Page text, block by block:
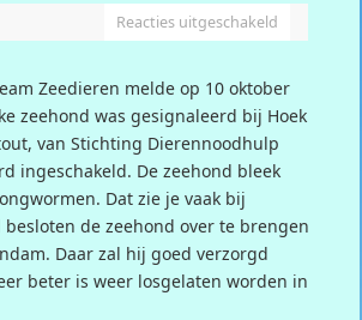
Reacties uitgeschakeld
Zeedieren melde op 10 oktober
zeehond was gesignaleerd bij Hoek
van Stichting Dierennoodhulp
ingeschakeld. De zeehond bleek
Dat zie je vaak bij
de zeehond over te brengen
Daar zal hij goed verzorgd
beter is weer losgelaten worden in